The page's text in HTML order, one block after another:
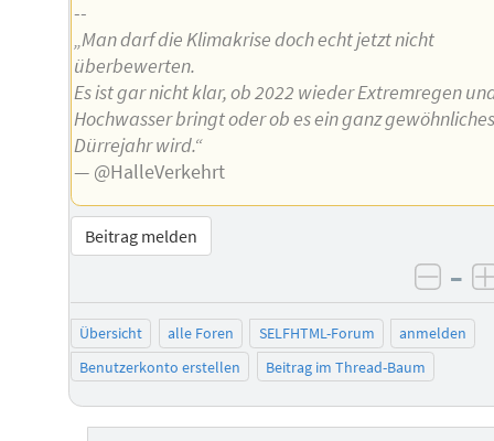
--
„Man darf die Klimakrise doch echt jetzt nicht
überbewerten.
Es ist gar nicht klar, ob 2022 wieder Extremregen
Hochwasser bringt oder ob es ein ganz
Dürrejahr wird.“
— @HalleVerkehrt
Beitrag melden
–
Übersicht alle Foren SELFHTML-Forum
anmelden
Benutzerkonto erstellen
Beitrag im Thread-Baum